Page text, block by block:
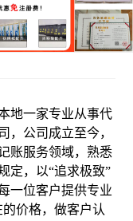
地一家专业从事代
，公司成立至今，
账服务领域，熟悉
定，以“追求极致”
一位客户提供专业
价格，做客户认